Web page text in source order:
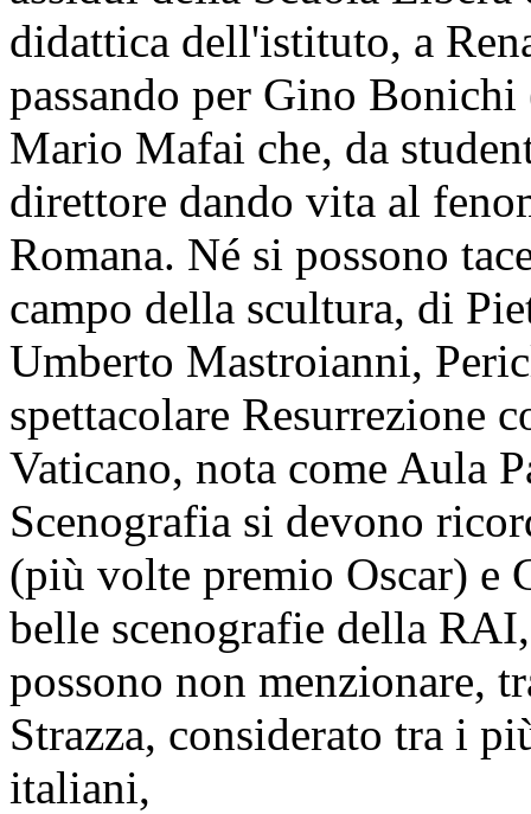
didattica dell'istituto, a
passando per Gino
Mario Mafai che, da
direttore dando vita al
Romana. Né si possono
campo della scultura, di
Umberto Mastroianni,
spettacolare Resurrezione
Vaticano, nota come Aula
Scenografia si devono
(più volte premio Oscar) e
belle scenografie della
possono non menzionare,
Strazza, considerato tra i
italiani,